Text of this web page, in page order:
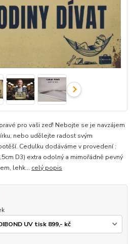
pro vaši zeď! Nebojte se je navzájem
nebo udělejte radost svým
Cedulku dodáváme v provedení :
D3) extra odolný a mimořádně pevný
lehk... celý popis